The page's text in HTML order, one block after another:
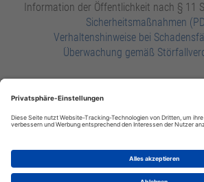
Information der Öffentlichkeit nach § 11
Sicherheitsmaßnahmen
Verhaltenshinweise bei
Überwachung gemäß